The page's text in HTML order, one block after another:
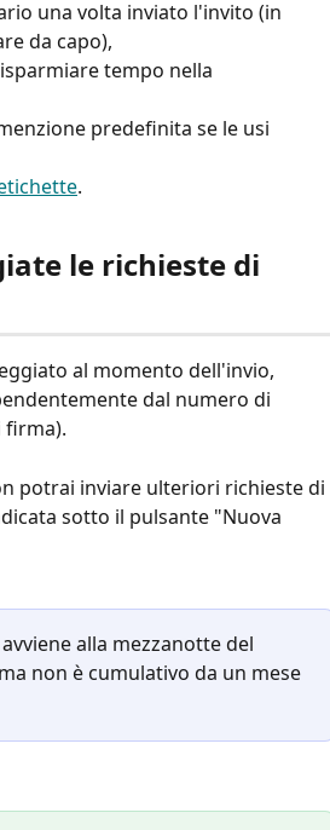
una volta inviato l'invito (in
da capo),
tempo nella
predefinita se le usi
.
le richieste di
al momento dell'invio,
dal numero di
firma).
potrai inviare ulteriori richieste di
sotto il pulsante "Nuova
alla mezzanotte del
non è cumulativo da un mese